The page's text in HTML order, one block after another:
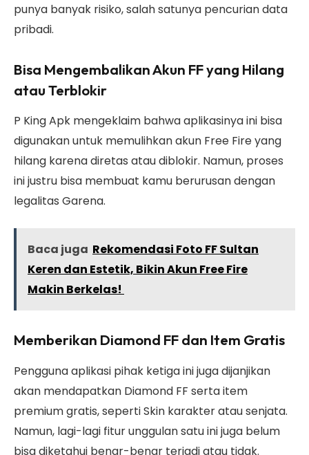
punya banyak risiko, salah satunya pencurian data
pribadi.
Bisa Mengembalikan Akun FF yang Hilang
atau Terblokir
P King Apk mengeklaim bahwa aplikasinya ini bisa
digunakan untuk memulihkan akun Free Fire yang
hilang karena diretas atau diblokir. Namun, proses
ini justru bisa membuat kamu berurusan dengan
legalitas Garena.
Baca juga Rekomendasi Foto FF Sultan
Keren dan Estetik, Bikin Akun Free Fire
Makin Berkelas!
Memberikan Diamond FF dan Item Gratis
Pengguna aplikasi pihak ketiga ini juga dijanjikan
akan mendapatkan Diamond FF serta item
premium gratis, seperti Skin karakter atau senjata.
Namun, lagi-lagi fitur unggulan satu ini juga belum
bisa diketahui benar-benar terjadi atau tidak.